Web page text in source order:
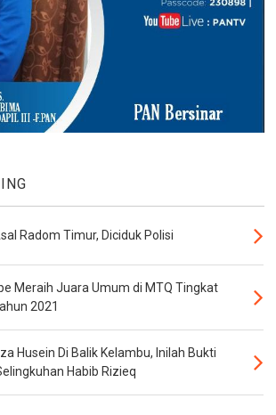
Radom Timur, Diciduk Polisi
Meraih Juara Umum di MTQ Tingkat
2021
Husein Di Balik Kelambu, Inilah Bukti
Habib Rizieq